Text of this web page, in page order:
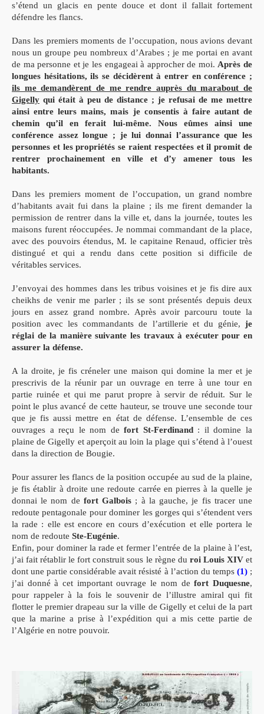
s’étend un glacis en pente douce et dont il fallait fortement
défendre les flancs.
Dans les premiers moments de l’occupation, nous avions devant
nous un groupe peu nombreux d’Arabes ; je me portai en avant
de ma personne et je les engageai à approcher de moi. Après de
longues hésitations, ils se décidèrent à entrer en conférence ;
ils me demandèrent de me rendre auprès du marabout de
Gigelly qui était à peu de distance ; je refusai de me mettre
ainsi entre leurs mains, mais je consentis à faire autant de
chemin qu’il en ferait lui-même. Nous eûmes ainsi une
conférence assez longue ; je lui donnai l’assurance que les
personnes et les propriétés se raient respectées et il promit de
rentrer prochainement en ville et d’y amener tous les
habitants.
Dans les premiers moment de l’occupation, un grand nombre
d’habitants avait fui dans la plaine ; ils me firent demander la
permission de rentrer dans la ville et, dans la journée, toutes les
maisons furent réoccupées. Je nommai commandant de la place,
avec des pouvoirs étendus, M. le capitaine Renaud, officier très
distingué et qui a rendu dans cette position si difficile de
véritables services.
J’envoyai des hommes dans les tribus voisines et je fis dire aux
cheikhs de venir me parler ; ils se sont présentés depuis deux
jours en assez grand nombre. Après avoir parcouru toute la
position avec les commandants de l’artillerie et du génie, je
réglai de la manière suivante les travaux à exécuter pour en
assurer la défense.
A la droite, je fis créneler une maison qui domine la mer et je
prescrivis de la réunir par un ouvrage en terre à une tour en
partie ruinée et qui me parut propre à servir de réduit. Sur le
point le plus avancé de cette hauteur, se trouve une seconde tour
que je fis aussi mettre en état de défense. L’ensemble de ces
ouvrages a reçu le nom defort St-Ferdinand: il domine la
plaine de Gigelly et aperçoit au loin la plage qui s’étend à l’ouest
dans la direction de Bougie.
Pour assurer les flancs de la position occupée au sud de la plaine,
je fis établir à droite une redoute carrée en pierres à la quelle je
donnai le nom de fort Galbois ; à la gauche, je fis tracer une
redoute pentagonale pour dominer les gorges qui s’étendent vers
la rade : elle est encore en cours d’exécution et elle portera le
nom de redoute Ste-Eugénie.
Enfin, pour dominer la rade et fermer l’entrée de la plaine à l’est,
j’ai fait rétablir le fort construit sous le règne du roi Louis XIVet
dont une partie considérable avait résisté à l’action du temps (1);
j’ai donné à cet important ouvrage le nom de fort Duquesne,
pour rappeler à la fois le souvenir de l’illustre amiral qui fit
flotter le premier drapeau sur la ville de Gigelly et celui de la part
que la marine a prise à l’expédition qui a mis cette partie de
l’Algérie en notre pouvoir.